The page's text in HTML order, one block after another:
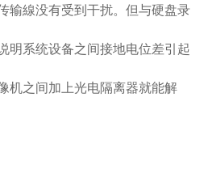
输線没有受到干扰。但与硬盘录
明系统设备之间接地电位差引起
机之间加上光电隔离器就能解